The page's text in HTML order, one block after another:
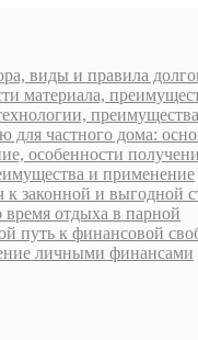
виды и правила
материала,
частного дома:
особенности
и применение
законной и выгодной
отдыха в парной
путь к финансовой
личными финансами